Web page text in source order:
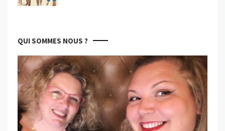
QUI SOMMES NOUS ?